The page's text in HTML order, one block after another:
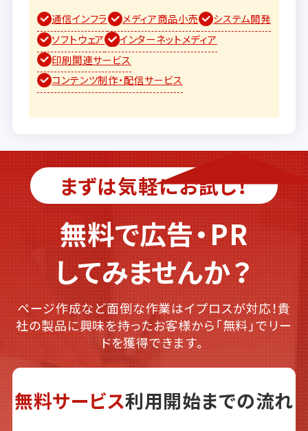
通信インフラ メディア商品小売
システム開発
ソフトウェア
インターネットメディア
印刷関連サービス
コンテンツ制作・配信サービス
まずは気軽にお試し！
無料で広告・PR
してみませんか？
ページ作成など面倒な作業はイプロスが対応！貴
社の製品に興味を持ったお客様から「無料」でリー
ドを獲得できます。
無料サービス利用開始までの流れ